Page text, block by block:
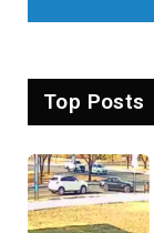
Top Posts